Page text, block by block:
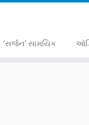
‘સર્જન’ સામયિક